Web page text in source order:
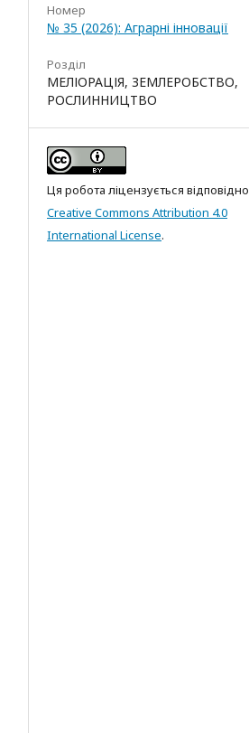
Номер
№ 35 (2026): Аграрні інновації
Розділ
МЕЛІОРАЦІЯ, ЗЕМЛЕРОБСТВО,
РОСЛИННИЦТВО
Ця робота ліцензується
Creative Commons Attribution 4.0
International License.